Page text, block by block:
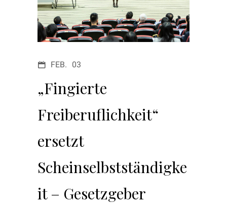
FEB. 03
„Fingierte
Freiberuflichkeit“
ersetzt
Scheinselbstständigke
it – Gesetzgeber